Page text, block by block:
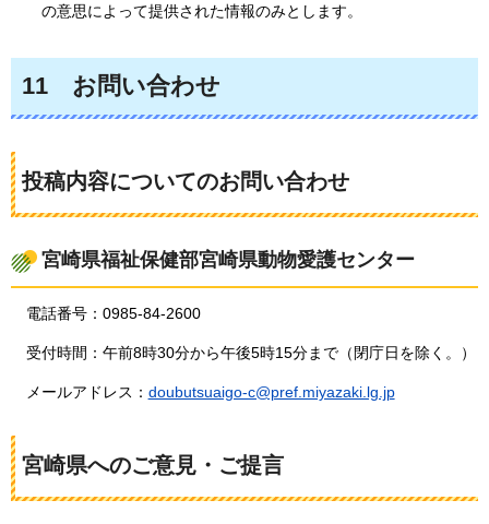
の意思によって提供された情報のみとします。
11 お問い合わせ
投稿内容についてのお問い合わせ
宮崎県福祉保健部宮崎県動物愛護センター
電話番号：0985-84-2600
受付時間：午前8時30分から午後5時15分まで（閉庁日を除く。）
メールアドレス： doubutsuaigo-c@pref.miyazaki.lg.jp
宮崎県へのご意見・ご提言